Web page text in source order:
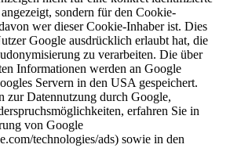
sondern für den Cookie-
wer dieser Cookie-Inhaber ist. Dies
Google ausdrücklich erlaubt hat, die
zu verarbeiten. Die über
Informationen werden an Google
Servern in den USA gespeichert.
zur Datennutzung durch Google,
erfahren Sie in
von Google
technologies/ads) sowie in den